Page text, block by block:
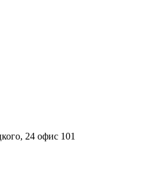
24 офис 101